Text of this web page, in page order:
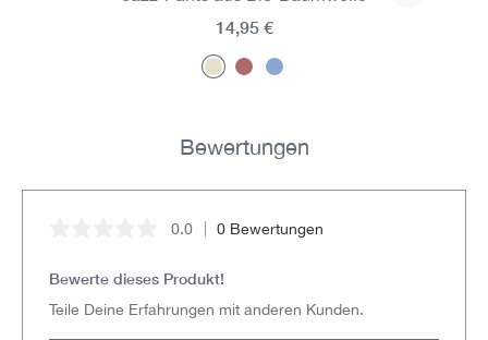
14,95 €
Bewertungen
Durchschnittliche Bewertung von 0 von 5 Sternen
0.0 0 Bewertungen
Bewerte dieses Produkt!
Teile Deine Erfahrungen mit anderen Kunden.